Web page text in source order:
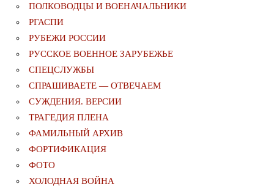
ПОЛКОВОДЦЫ И ВОЕНАЧАЛЬНИКИ
РГАСПИ
РУБЕЖИ РОССИИ
РУССКОЕ ВОЕННОЕ ЗАРУБЕЖЬЕ
СПЕЦСЛУЖБЫ
СПРАШИВАЕТЕ — ОТВЕЧАЕМ
СУЖДЕНИЯ. ВЕРСИИ
ТРАГЕДИЯ ПЛЕНА
ФАМИЛЬНЫЙ АРХИВ
ФОРТИФИКАЦИЯ
ФОТО
ХОЛОДНАЯ ВОЙНА